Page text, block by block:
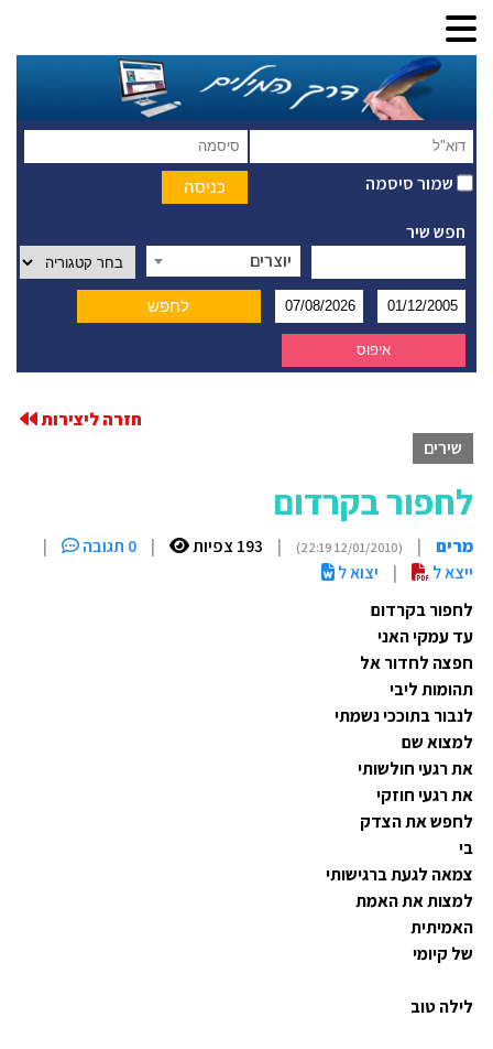
שמור סיסמה
חפש שיר
יוצרים
חזרה ליצירות
שירים
לחפור בקרדום
מרים |
(12/01/2010 22:19)
| 193 צפיות | 0 תגובה
|
ייצא ל
|
יצוא ל
לחפור בקרדום
עד עמקי האני
חפצה לחדור אל
תהומות ליבי
לנבור בתוככי נשמתי
למצוא שם
את רגעי חולשותי
את רגעי חוזקי
לחפש את הצדק
בי
צמאה לגעת ברגישותי
למצות את האמת
האמיתית
של קיומי
לילה טוב